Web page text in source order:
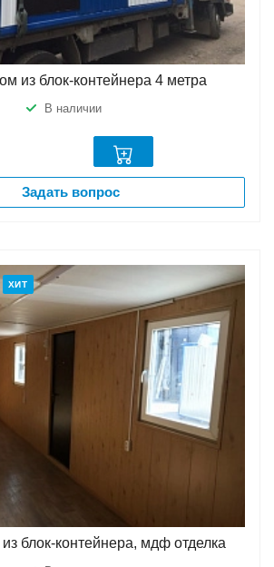
из блок-контейнера 4 метра
В наличии
Задать вопрос
ХИТ
блок-контейнера, мдф отделка